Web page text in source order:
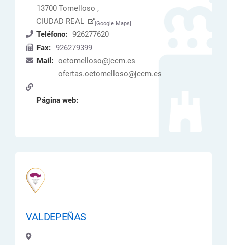
13700 Tomelloso ,
CIUDAD REAL
[Google Maps]
Teléfono: 926277620
Fax: 926279399
Mail: oetomelloso@jccm.es
ofertas.oetomelloso@jccm.es
Página web:
VALDEPEÑAS